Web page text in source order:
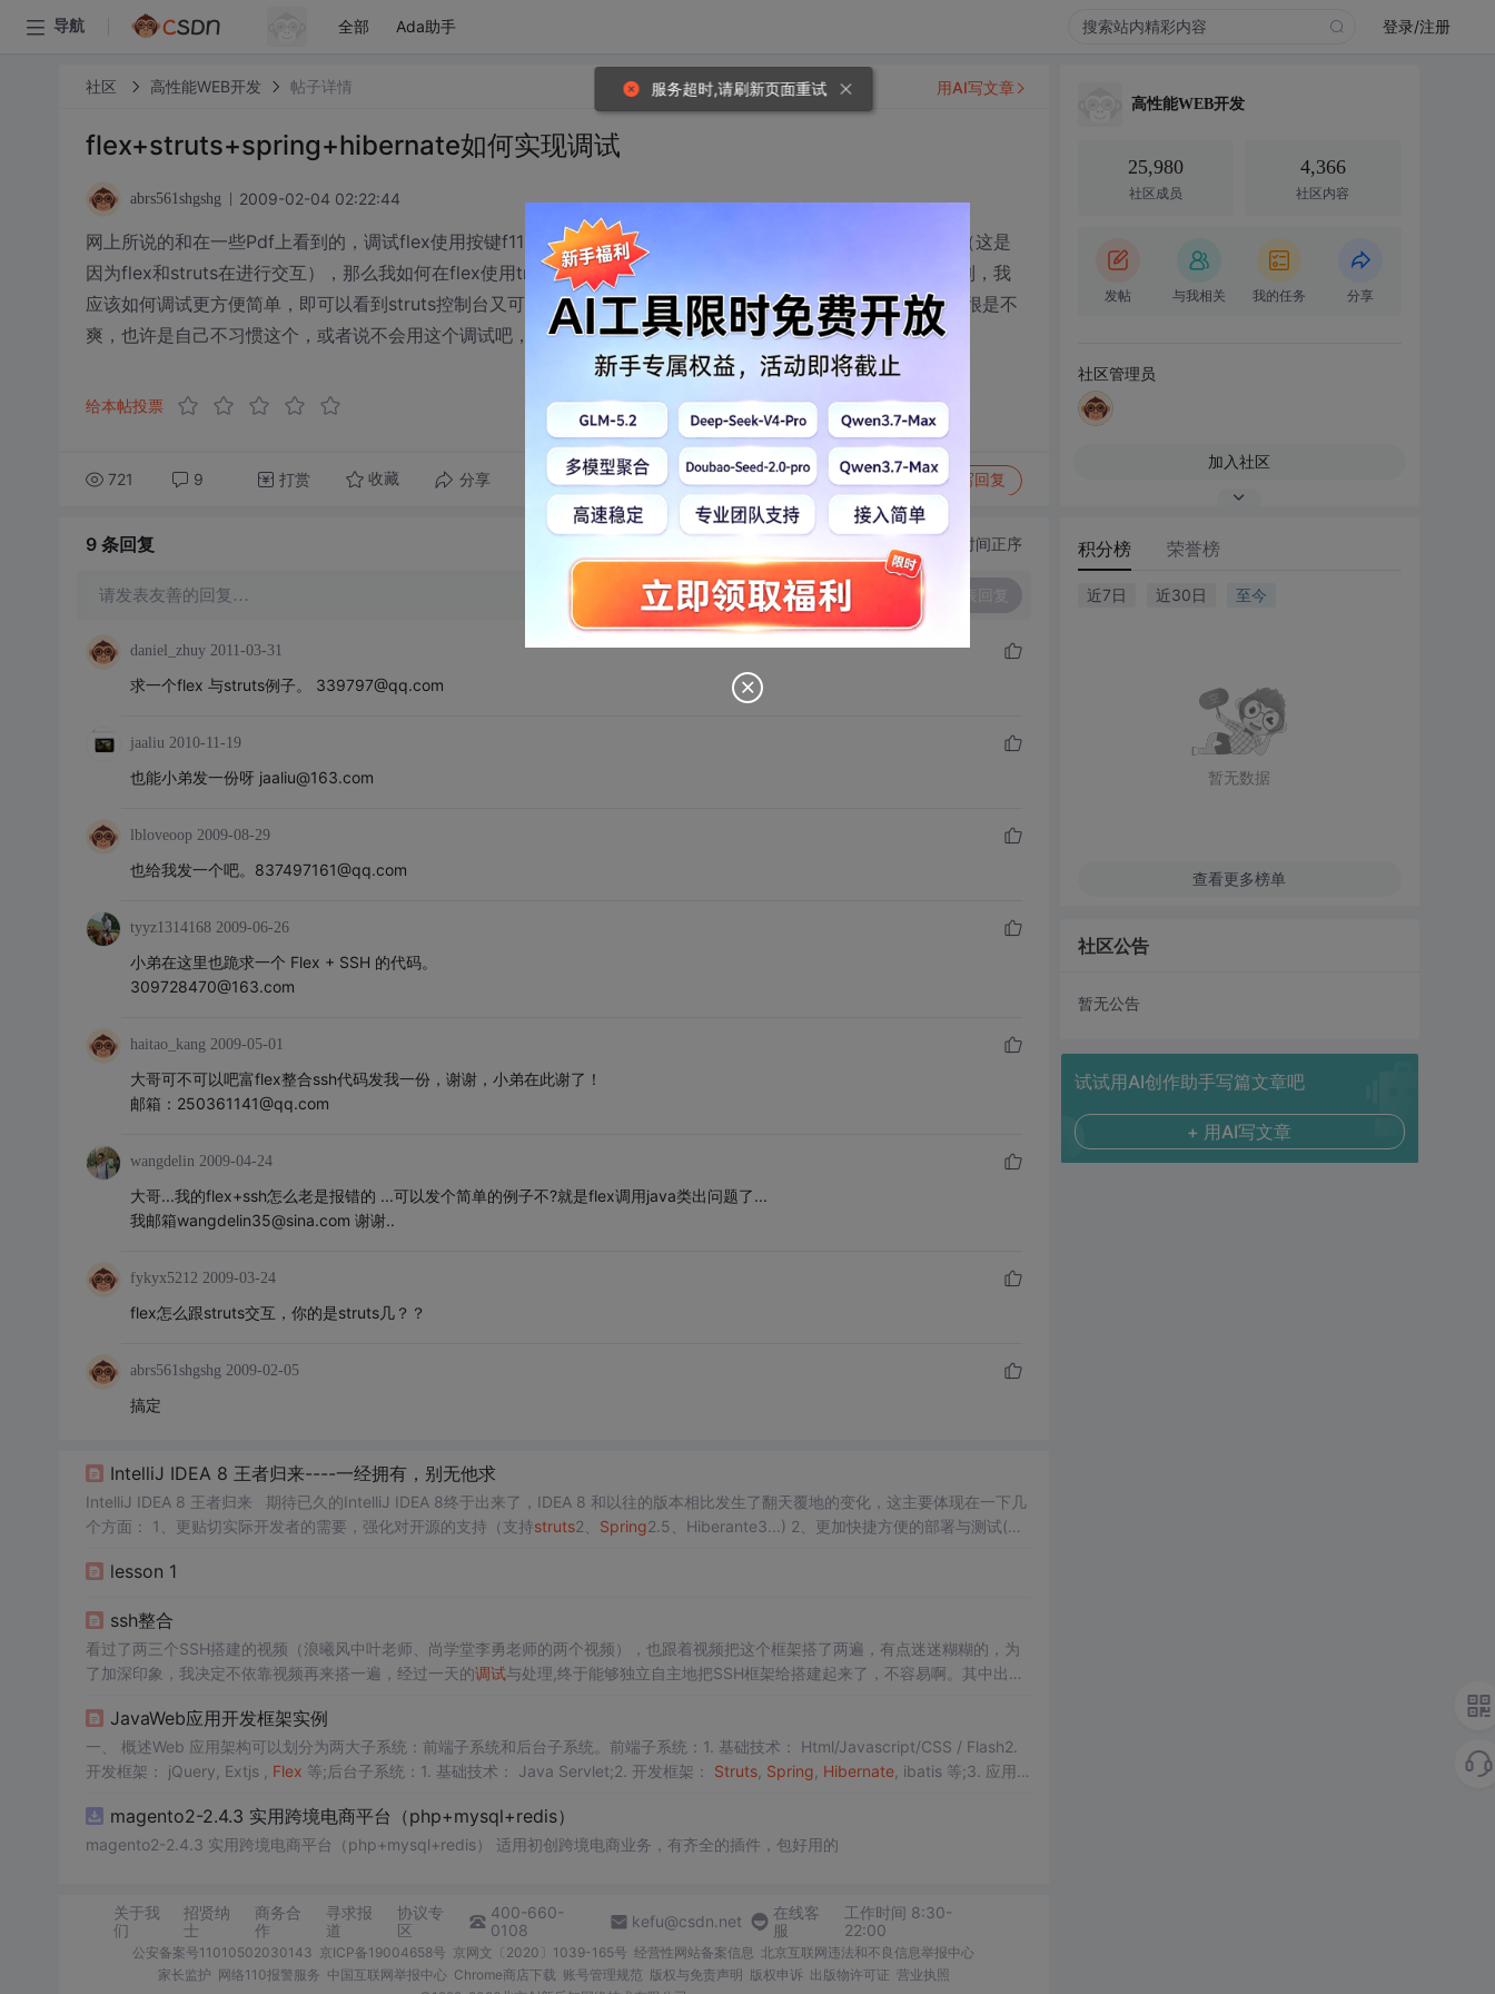
导航 全部 Ada助手 登录/注册
社区 高性能WEB开发 帖子详情
flex+struts+spring+hibernate如何实现调试
abrs561shgshg 2009-02-04 02:22:44
网上所说的和在一些Pdf上看到的，调试flex使用按键f11，但是我这里在控制台console看到都是struts输出信息（这是
因为flex和struts在进行交互），那么我如何在flex使用trace语句能在struts中看到，或者说不在struts控制台看到，我
应该如何调试更方便简单，即可以看到struts控制台又可以看到trace语句输出，按f11调试，出现debug调试界面很是不
爽，也许是自己不习惯这个，或者说不会用这个调试吧，望高手指点？谢谢
给本帖投票
721 9 打赏 收藏 分享 转发到动态 举报 写回复
用AI写文章
9 条回复 切换为时间正序
请发表友善的回复…
daniel_zhuy 2011-03-31
求一个flex 与struts例子。 339797@qq.com
jaaliu 2010-11-19
也能小弟发一份呀 jaaliu@163.com
lbloveoop 2009-08-29
也给我发一个吧。837497161@qq.com
tyyz1314168 2009-06-26
小弟在这里也跪求一个 Flex + SSH 的代码。
309728470@163.com
haitao_kang 2009-05-01
大哥可不可以吧富flex整合ssh代码发我一份，谢谢，小弟在此谢了！
邮箱：250361141@qq.com
wangdelin 2009-04-24
大哥...我的flex+ssh怎么老是报错的 ...可以发个简单的例子不?就是flex调用java类出问题了...
我邮箱wangdelin35@sina.com 谢谢..
fykyx5212 2009-03-24
flex怎么跟struts交互，你的是struts几？？
abrs561shgshg 2009-02-05
搞定
IntelliJ IDEA 8 王者归来----一经拥有，别无他求
IntelliJ IDEA 8 王者归来 期待已久的IntelliJ IDEA 8终于出来了，IDEA 8 和以往的版本相比发生了翻天覆地的变化，这主要体现在一下几
个方面： 1、更贴切实际开发者的需要，强化对开源的支持（支持struts2、 Spring2.5、Hiberante3...) 2、更加快捷方便的部署与测试(众
lesson 1
ssh整合
看过了两三个SSH搭建的视频（浪曦风中叶老师、尚学堂李勇老师的两个视频），也跟着视频把这个框架搭了两遍，有点迷迷糊糊的，为
了加深印象，我决定不依靠视频再来搭一遍，经过一天的调试与处理,终于能够独立自主地把SSH框架给搭建起来了，不容易啊。其中出现
JavaWeb应用开发框架实例
一、 概述Web 应用架构可以划分为两大子系统：前端子系统和后台子系统。前端子系统：1. 基础技术： Html/Javascript/CSS / Flash2.
开发框架： jQuery, Extjs , Flex 等;后台子系统：1. 基础技术： Java Servlet;2. 开发框架： Struts, Spring Hibernate, ibatis 等;3. 应用
magento2-2.4.3 实用跨境电商平台（php+mysql+redis）
magento2-2.4.3 实用跨境电商平台（php+mysql+redis） 适用初创跨境电商业务，有齐全的插件，包好用的
关于我
们
招贤纳
士
商务合
作
寻求报
道
协议专
区
400-660-
0108
kefu@csdn.net
在线客
服
工作时间 8:30-
22:00
公安备案号11010502030143 京ICP备19004658号 京网文〔2020〕1039-165号 经营性网站备案信息 北京互联网违法和不良信息举报中心
家长监护 网络110报警服务 中国互联网举报中心 Chrome商店下载 账号管理规范 版权与免责声明 版权申诉 出版物许可证 营业执照
高性能WEB开发
25,980
社区成员
4,366
社区内容
发帖 与我相关 我的任务 分享
社区管理员
加入社区
积分榜 荣誉榜
近7日 近30日 至今
暂无数据
查看更多榜单
社区公告
暂无公告
试试用AI创作助手写篇文章吧
+ 用AI写文章
服务超时,请刷新页面重试